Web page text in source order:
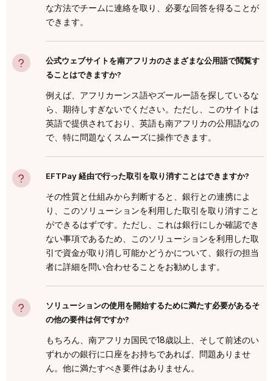
な方法でチームに連絡を取り、必要な回答を得ることが
できます。
公式ウェブサイトを南アフリカのさまざまな公用語で閲覧す
ることはできますか?
例えば、アフリカーンス語やズールー語を探しているな
ら、期待しすぎないでください。ただし、このサイトは
英語で提供されており、英語も南アフリカの公用語なの
で、特に問題なくスムーズに操作できます。
EFTPay 経由で行った取引を取り消すことはできますか?
その性質と仕組みから判断すると、銀行との連携によ
り、このソリューションを利用した取引を取り消すこと
ができるはずです。ただし、これは銀行にしか確認でき
ない事項であるため、このソリューションを利用した取
引で資金が取り消し可能かどうかについて、銀行の担当
者に詳細を問い合わせることをお勧めします。
ソリューションの使用を開始するために満たす必要があるそ
の他の要件は何ですか?
もちろん、南アフリカ国民で18歳以上、そして前述のい
ずれかの銀行に口座をお持ちであれば、問題ありませ
ん。他に満たすべき要件はありません。